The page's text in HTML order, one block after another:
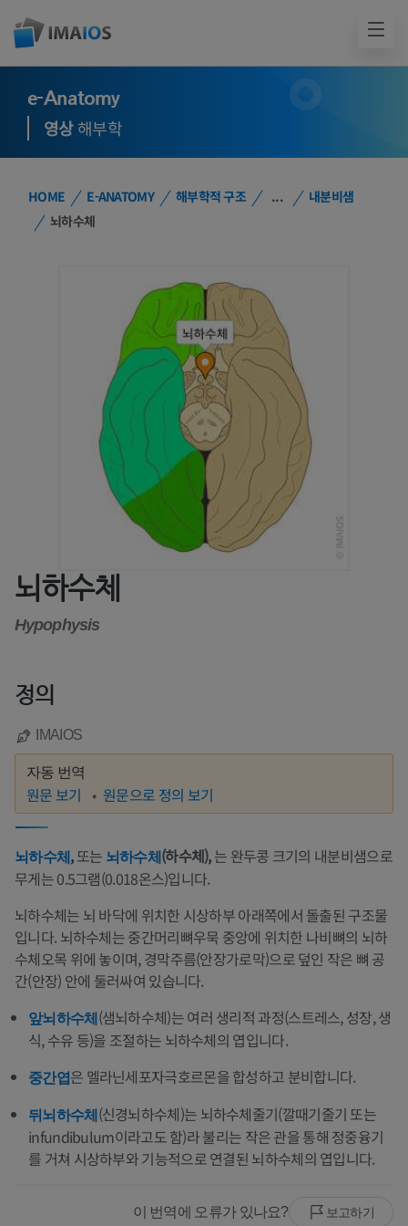
e-Anatomy
영상해부학
HOME E-ANATOMY 해부학적 구조 ...
내분비샘
뇌하수체
뇌하수체
Hypophysis
정의
IMAIOS
자동 번역
원문 보기 원문으로 정의 보기
뇌하수체,또는 뇌하수체(하수체),는 완두콩 크기의 내분비샘으로
무게는 0.5그램(0.018온스)입니다.
뇌하수체는 뇌 바닥에 위치한 시상하부 아래쪽에서 돌출된 구조물
입니다. 뇌하수체는 중간머리뼈우묵 중앙에 위치한 나비뼈의 뇌하
수체오목 위에 놓이며, 경막주름(안장가로막)으로 덮인 작은 뼈 공
간(안장) 안에 둘러싸여 있습니다.
앞뇌하수체(샘뇌하수체)는 여러 생리적 과정(스트레스, 성장, 생
식, 수유 등)을 조절하는 뇌하수체의 엽입니다.
중간엽은 멜라닌세포자극호르몬을 합성하고 분비합니다.
뒤뇌하수체(신경뇌하수체)는 뇌하수체줄기(깔때기줄기 또는
infundibulum이라고도 함)라 불리는 작은 관을 통해 정중융기
를 거쳐 시상하부와 기능적으로 연결된 뇌하수체의 엽입니다.
이 번역에 오류가 있나요? 보고하기